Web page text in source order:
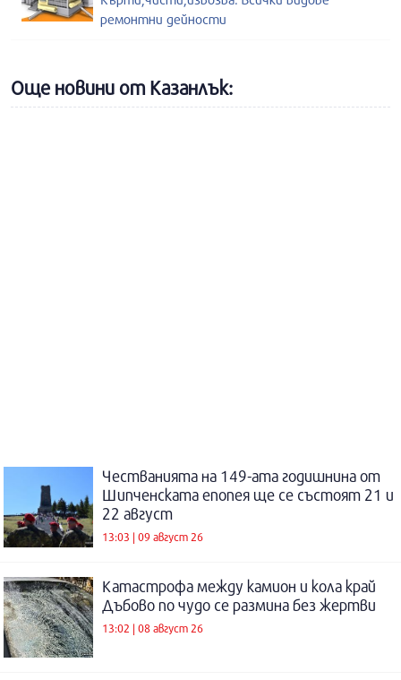
ремонтни дейности
Още новини от Казанлък:
Честванията на 149-ата годишнина от
Шипченската епопея ще се състоят 21 и
22 август
13:03 | 09 август 26
Катастрофа между камион и кола край
Дъбово по чудо се размина без жертви
13:02 | 08 август 26